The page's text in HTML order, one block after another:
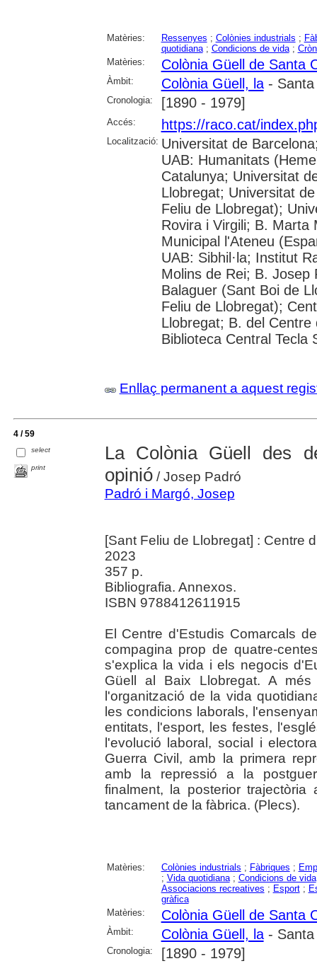
Matèries: Ressenyes ; Colònies industrials ;
quotidiana; Condicions de vida;
Matèries:
Colònia Güell de Santa
Àmbit: Colònia Güell, la- Santa
Cronologia: [1890 - 1979]
Accés: https://raco.cat/
Localització: Universitat de
UAB: Humanitats
Catalunya; Universitat
Llobregat; Universitat
Feliu de Llobregat);
Rovira i Virgili; B. Marta
Municipal l'Ateneu
UAB: Sibhil·la; Institut
Molins de Rei; B. Josep
Balaguer (Sant Boi de
Feliu de Llobregat);
Llobregat; B. del
Biblioteca Central Tecla
Enllaç permanent a aquest
4 / 59
select
print
La Colònia Güell des
opinió/ Josep Padró
Padró i Margó, Josep
[Sant Feliu de Llobregat] : Centre
2023
357 p.
Bibliografia. Annexos.
ISBN 9788412611915
El Centre d'Estudis Comarcals
compagina prop de quatre-
s'explica la vida i els negocis
Güell al Baix Llobregat. A
l'organització de la vida
les condicions laborals,
entitats, l'esport, les festes,
l'evolució laboral, social i
Guerra Civil, amb la primera
amb la repressió a la
finalment, la posterior
tancament de la fàbrica. (Plecs).
Matèries: Colònies industrials ; Fàbriques ;
; Vida quotidiana; Condicions de vida
Associacions recreatives ; Esport;
gràfica
Matèries:
Colònia Güell de Santa
Àmbit: Colònia Güell, la- Santa
Cronologia: [1890 - 1979]